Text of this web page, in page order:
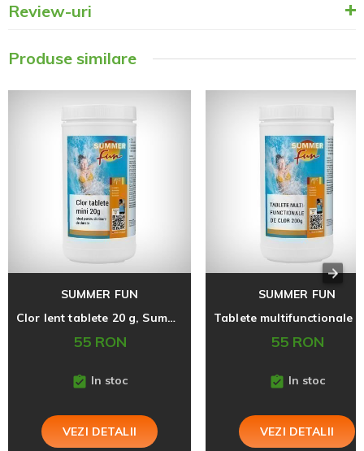
Review-uri
Produse similare
SUMMER FUN
Clor lent tablete 20 g, Summer Fun, 1 Kg
55 RON
In stoc
VEZI DETALII
SUMMER FUN
55 RON
In stoc
VEZI DETALII